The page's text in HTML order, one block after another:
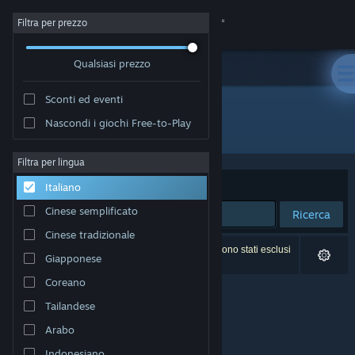
Accedi
Informazioni
Assistenza
Cambia la lingua
Ottieni l'app mobile di Steam
Visualizza il sito web per desktop
Filtra per prezzo
Qualsiasi prezzo
Sconti ed eventi
Nascondi i giochi Free-to-Play
Filtra per lingua
Italiano
Cinese semplificato
Cinese tradizionale
Giapponese
Coreano
Tailandese
Arabo
Sviluppatore: SegFault Games
Ordina per Rilevanza
Ricerca
0 risultati corrispondono alla tua ricerca. 2 titoli sono stati esclusi
in base alle tue preferenze.